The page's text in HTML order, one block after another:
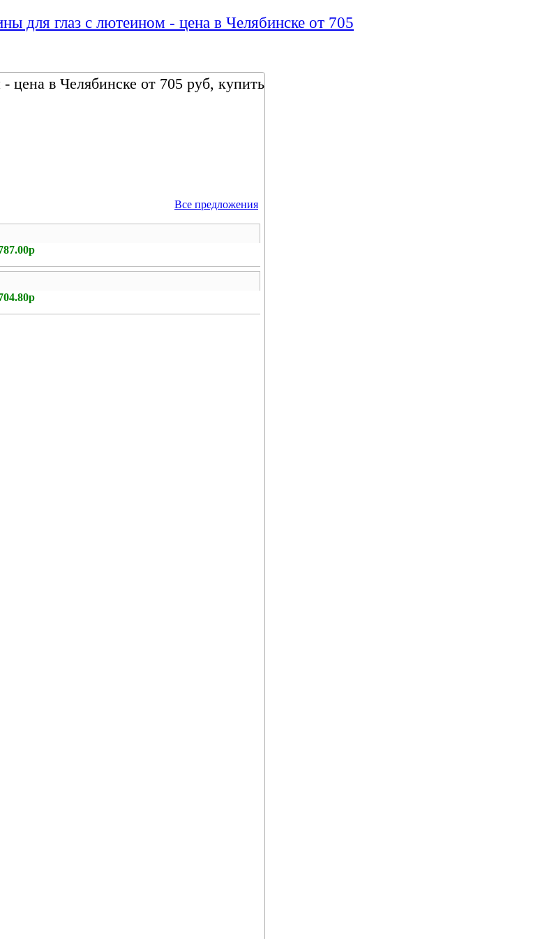
для глаз с лютеином - цена в Челябинске от 705
в Челябинске от 705 руб, купить
Все предложения